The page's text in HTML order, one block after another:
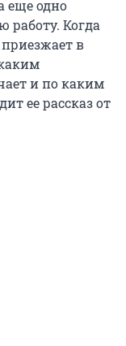
еще одно
работу. Когда
в
и по каким
ее рассказ от